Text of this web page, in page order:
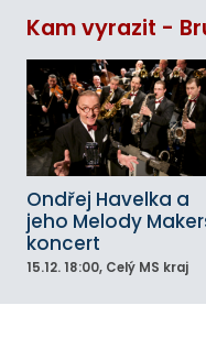
Kam vyrazit -
Ondřej Havelka a
jeho Melody
koncert
15.12. 18:00, Celý MS kraj